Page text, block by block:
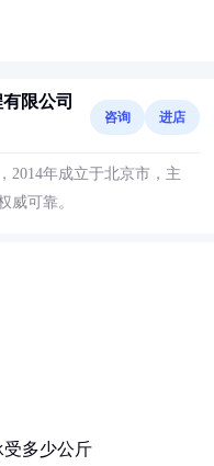
限公司
咨询 进店
2014年成立于北京市，主
威可靠。
多少公斤